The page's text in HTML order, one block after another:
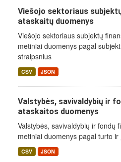
Viešojo sektoriaus
ataskaitų duomenys
Viešojo sektoriaus subjektų
metiniai duomenys pagal
straipsnius
CSV JSON
Valstybės, savivaldybių ir
ataskaitos duomenys
Valstybės, savivaldybių ir fondų
metiniai duomenys pagal turto
CSV JSON